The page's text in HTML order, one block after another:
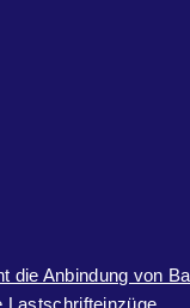
die Anbindung von